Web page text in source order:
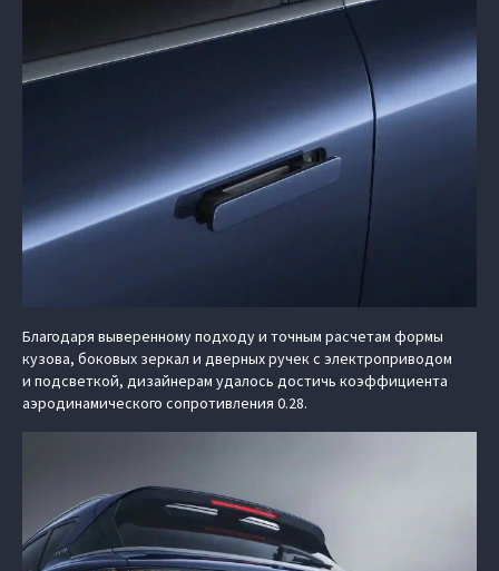
Благодаря выверенному подходу и точным расчетам формы
кузова, боковых зеркал и дверных ручек с электроприводом
и подсветкой, дизайнерам удалось достичь коэффициента
аэродинамического сопротивления 0.28.